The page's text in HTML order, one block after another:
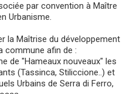
Urbanisme.
la Maîtrise du développement
commune afin de :
de "Hameaux nouveaux" les
(Tassinca, Stiliccione..) et
Urbains de Serra di Ferro,